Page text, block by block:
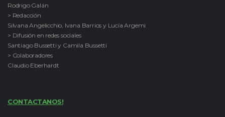
Rodrigo Galán
> Redacción
Silvana Angelicchio, Ivana Barrios y Lucía Argemi
> Difusión en redes sociales
Santiago Bussetti y Camila Bussetti
> Colaboradores
Claudio Eberhardt
CONTACTANOS!